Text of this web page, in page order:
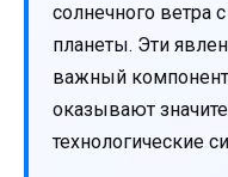
солнечного ветра
планеты. Эти
важный
оказывают
технологические